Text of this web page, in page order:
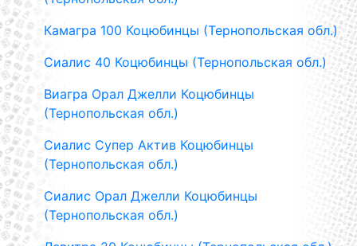
Камагра 100 Коцюбинцы (Тернопольская обл.)
Сиалис 40 Коцюбинцы (Тернопольская обл.)
Виагра Орал Джелли Коцюбинцы
(Тернопольская обл.)
Сиалис Супер Актив Коцюбинцы
(Тернопольская обл.)
Сиалис Орал Джелли Коцюбинцы
(Тернопольская обл.)